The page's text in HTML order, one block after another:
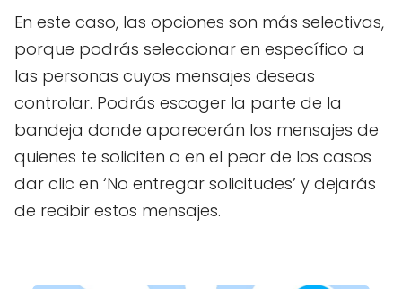
En este caso, las opciones son más selectivas,
porque podrás seleccionar en específico a
las personas cuyos mensajes deseas
controlar. Podrás escoger la parte de la
bandeja donde aparecerán los mensajes de
quienes te soliciten o en el peor de los casos
dar clic en ‘No entregar solicitudes’ y dejarás
de recibir estos mensajes.